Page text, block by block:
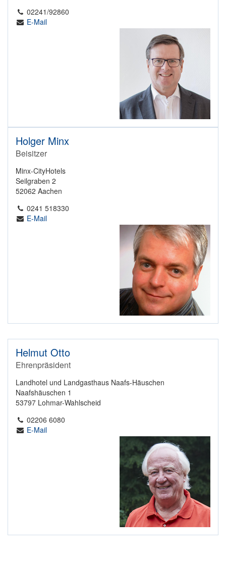
02241/92860
E-Mail
Holger Minx
Beisitzer
Minx-CityHotels
Seilgraben 2
52062 Aachen
0241 518330
E-Mail
Helmut Otto
Ehrenpräsident
Landhotel und Landgasthaus Naafs-Häuschen
Naafshäuschen 1
53797 Lohmar-Wahlscheid
02206 6080
E-Mail